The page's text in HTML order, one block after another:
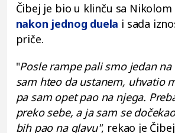
Čibej je bio u klinču sa Nikolom
nakon jednog duela i sada
priče.
"Posle rampe pali smo jedan
sam hteo da ustanem, uhvatio
pa sam opet pao na njega.
preko sebe, a ja sam se
bih pao na glavu", rekao je